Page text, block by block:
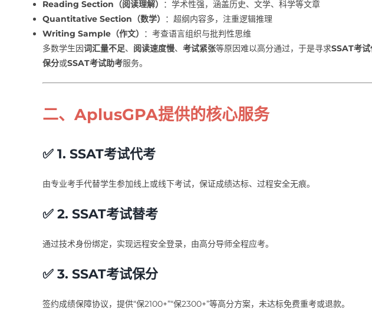
Reading Section（阅读理解）
：学术性强，涵盖历史、文学、科学等文章
Quantitative Section（数学）
：超纲内容多，注重逻辑推理
Writing Sample（作文）
：考查语言组织与批判性思维
多数学生因词汇量不足、 阅读速度慢、 考试紧张等原因难以高分通过，于是寻求SSAT考试
保分或SSAT考试助考服务。
二、AplusGPA提供的核心服务
✅ 1. SSAT考试代考
由专业考手代替学生参加线上或线下考试，保证成绩达标、过程安全无痕。
✅ 2. SSAT考试替考
通过技术身份绑定，实现远程安全登录，由高分导师全程应考。
✅ 3. SSAT考试保分
签约成绩保障协议，提供“保2100+”“保2300+”等高分方案，未达标免费重考或退款。